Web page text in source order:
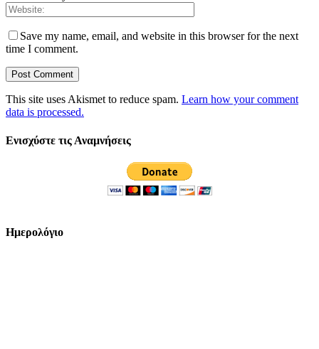
Save my name, email, and website in this browser for the next
time I comment.
This site uses Akismet to reduce spam. Learn how your comment
data is processed.
Ενισχύστε τις Αναμνήσεις
Ημερολόγιο